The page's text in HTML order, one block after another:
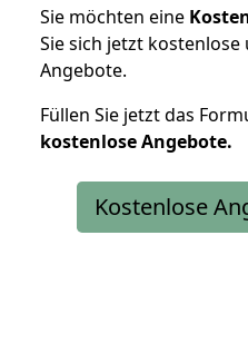
Sie möchten eine
Sie sich jetzt
Angebote.
Füllen Sie jetzt das
kostenloseAngebote.
Kostenlose